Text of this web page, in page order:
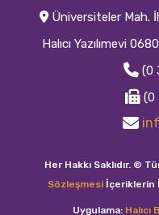
Üniversiteler Mah.
Halıcı Yazılımevi
(0
(0
Her Hakkı Saklıdır. ©
Sözleşmesiİçeriklerin
Uygulama: Halıcı